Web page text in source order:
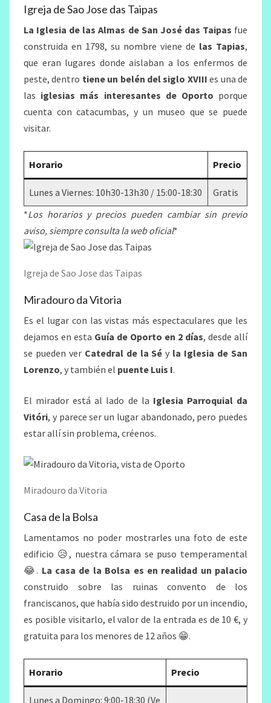
Igreja de Sao Jose das Taipas
La Iglesia de las Almas de San José das Taipas fue
construida en 1798, su nombre viene de las Tapias,
que eran lugares donde aislaban a los enfermos de
peste, dentro tiene un belén del siglo XVIIIes una de
las iglesias más interesantes de Oporto porque
cuenta con catacumbas, y un museo que se puede
visitar.
Horario Precio
Lunes a Viernes: 10h30-13h30 / 15:00-18:30
Gratis
*Los horarios y precios pueden cambiar sin previo
aviso, siempre consulta la web oficial*
Igreja de Sao Jose das Taipas
Miradouro da Vitoria
Es el lugar con las vistas más espectaculares que les
dejamos en esta Guía de Oporto en 2 días, desde allí
se pueden ver Catedral de la Sé y la Iglesia de San
Lorenzo, y también el puente Luis I.
El mirador está al lado de la Iglesia Parroquial da
Vitóri, y parece ser un lugar abandonado, pero puedes
estar allí sin problema, créenos.
Miradouro da Vitoria
Casa de la Bolsa
Lamentamos no poder mostrarles una foto de este
edificio 😥, nuestra cámara se puso temperamental
😂. La casa de la Bolsa es en realidad un palacio
construido sobre las ruinas convento de los
franciscanos, que había sido destruido por un incendio,
es posible visitarlo, el valor de la entrada es de 10 €, y
gratuita para los menores de 12 años 😁.
Horario Precio
Lunes a Domingo: 9:00-18:30 (Ve